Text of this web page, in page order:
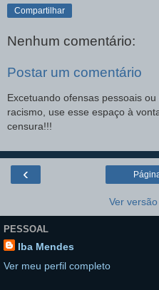
Compartilhar
Nenhum comentário:
Postar um comentário
Excetuando ofensas pessoais
racismo, use esse espaço à
censura!!!
‹
Ver
PESSOAL
Iba Mendes
Ver meu perfil completo